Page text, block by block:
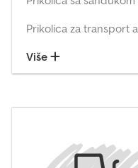
Više